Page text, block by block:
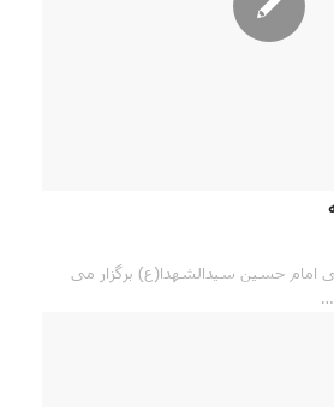
حسین سیدالشهدا(ع) برگزار می
…